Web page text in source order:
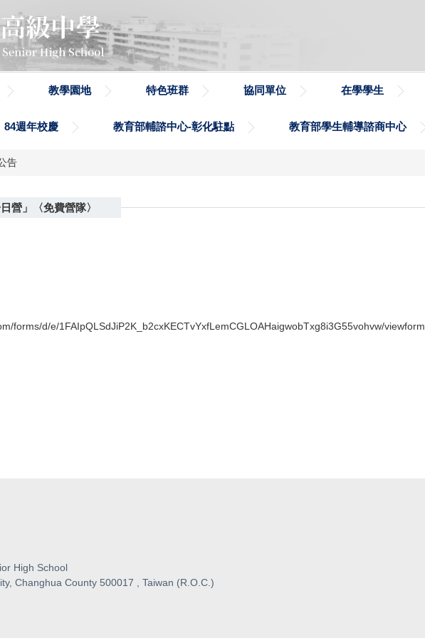
教學園地 特色班群 協同單位 在學學生
84週年校慶 教育部輔諮中心-彰化駐點 教育部學生輔導諮商中心
告
營」〈免費營隊〉
forms/d/e/1FAIpQLSdJiP2K_b2cxKECTvYxfLemCGLOAHaigwobTxg8i3G55vohvw/viewform
High School
Changhua County 500017 , Taiwan (R.O.C.)